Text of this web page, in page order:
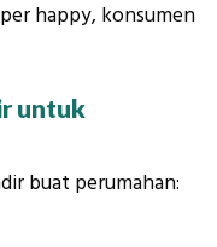
happy, konsumen
untuk
buat perumahan: